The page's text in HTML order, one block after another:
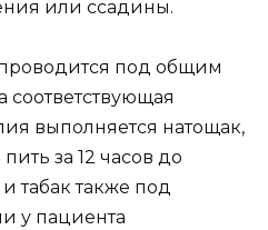
или ссадины.
под общим
соответствующая
выполняется натощак,
за 12 часов до
табак также под
у пациента